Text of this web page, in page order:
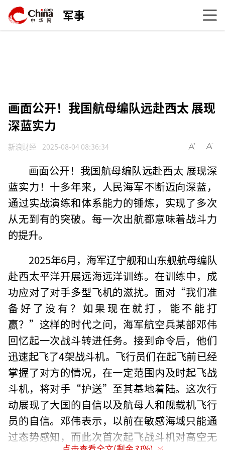
军事
画面公开！我国航母编队远赴西太 展现
深蓝实力
新浪财经 2025-08-04 08:36:34
画面公开！我国航母编队远赴西太 展现深
蓝实力！十多年来，人民海军不断迈向深蓝，
通过实战演练和体系能力的锤炼，实现了多次
从无到有的突破。每一次出航都意味着战斗力
的提升。
2025年6月，海军辽宁舰和山东舰航母编队
赴西太平洋开展远海远洋训练。在训练中，成
功应对了对手多型飞机的滋扰。面对“我们准
备好了没有？如果现在就打，能不能打
赢？”这样的时代之问，海军航空兵某部邓伟
回忆起一次战斗转进任务。接到命令后，他们
迅速起飞了4架战斗机。飞行员们在起飞前已经
掌握了对方的情况，在一定范围内及时起飞战
斗机，将对手“护送”至其基地着陆。这次行
动展现了大国的自信以及航母人和舰载机飞行
员的自信。邓伟表示，以前在敏感海域只能通
过态势感知，而此次首次起飞战斗机对高空无